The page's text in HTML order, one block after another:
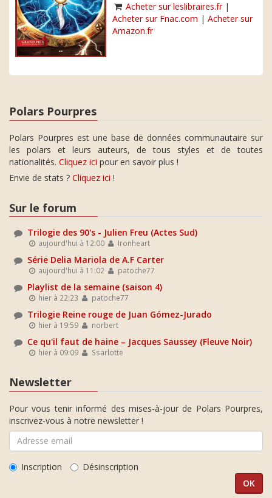
Acheter sur leslibraires.fr|
Acheter sur Fnac.com | Acheter sur
Amazon.fr
Polars Pourpres
Polars Pourpres est une base de données communautaire sur
les polars et leurs auteurs, de tous styles et de toutes
nationalités. Cliquez ici pour en savoir plus !
Envie de stats ? Cliquez ici !
Sur le forum
Trilogie des 90's - Julien Freu (Actes Sud)
aujourd'hui à 12:00 Ironheart
Série Delia Mariola de A.F Carter
aujourd'hui à 11:02 patoche77
Playlist de la semaine (saison 4)
hier à 22:23 patoche77
Trilogie Reine rouge de Juan Gómez-Jurado
hier à 19:59 norbert
Ce qu'il faut de haine – Jacques Saussey (Fleuve Noir)
hier à 09:09 Ssarlotte
Newsletter
Pour vous tenir informé des mises-à-jour de Polars Pourpres,
inscrivez-vous à notre newsletter !
Inscription Désinscription